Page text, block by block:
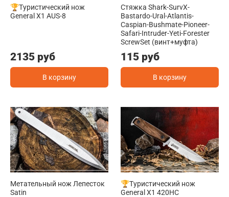
🏆Туристический нож
General X1 AUS-8
2135 руб
В корзину
Стяжка Shark-SurvX-
Bastardo-Ural-Atlantis-
Caspian-Bushmate-Pioneer-
Safari-Intruder-Yeti-Forester
ScrewSet (винт+муфта)
115 руб
В корзину
Метательный нож Лепесток
Satin
🏆Туристический нож
General X1 420HC